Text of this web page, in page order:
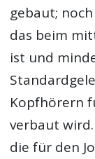
gebaut;
das beim
ist und
Kopfhörern
verbaut
die für den